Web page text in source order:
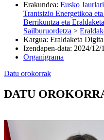
Erakundea: Eusko
Trantsizio Energetikoa
Berrikuntza eta
Sailburuordetza >
Kargua: Eraldaketa
Izendapen-data: 2024/12/
Organigrama
Datu orokorrak
DATU